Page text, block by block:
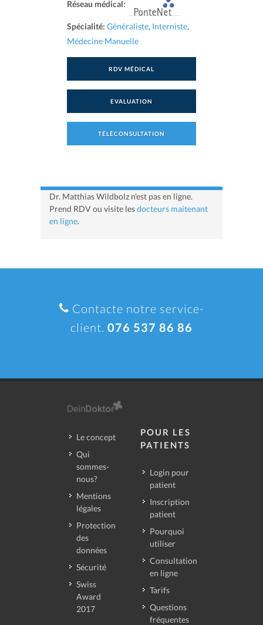
Réseau médical:
Spécialité: Généraliste, Interniste,
Médecine Manuelle
RDV MÉDICAL
EVALUATION
TÉLÉCONSULTATION
Dr. Matthias Wildbolz n'est pas en ligne.
Prend RDV ou visite lesdocteurs maitenant
en ligne.
Contacte notre service-
client. 076 537 86 86
Le concept
Qui
sommes-
nous?
Mentions
légales
Protection
des
données
Sécurité
Swiss
Award
2017
POUR LES
PATIENTS
Login pour
patient
Inscription
patient
Pourquoi
utiliser
Consultation
en ligne
Tarifs
Questions
fréquentes